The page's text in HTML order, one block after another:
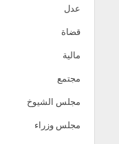
عدل
قضاة
مالية
مجتمع
مجلس الشيوخ
مجلس وزراء